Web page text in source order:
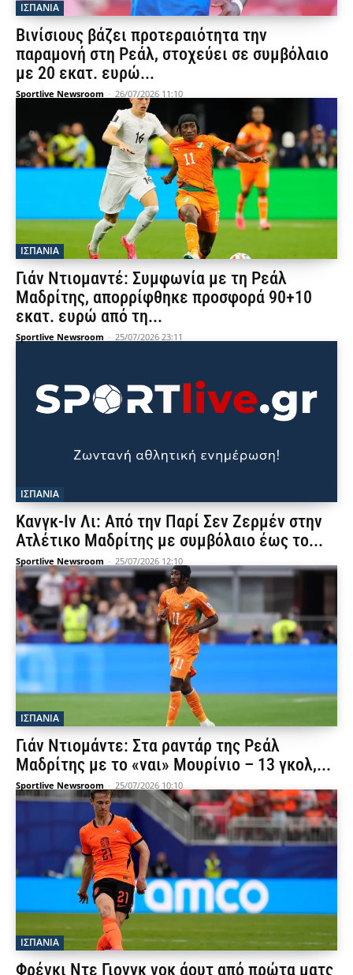
ΙΣΠΑΝΙΑ
Βινίσιους βάζει προτεραιότητα την
παραμονή στη Ρεάλ, στοχεύει σε συμβόλαιο
με 20 εκατ. ευρώ...
Sportlive Newsroom - 26/07/2026 11:10
ΙΣΠΑΝΙΑ
Γιάν Ντιομαντέ: Συμφωνία με τη Ρεάλ
Μαδρίτης, απορρίφθηκε προσφορά 90+10
εκατ. ευρώ από τη...
Sportlive Newsroom - 25/07/2026 23:11
ΙΣΠΑΝΙΑ
Κανγκ-Ιν Λι: Από την Παρί Σεν Ζερμέν στην
Ατλέτικο Μαδρίτης με συμβόλαιο έως το...
Sportlive Newsroom - 25/07/2026 12:10
ΙΣΠΑΝΙΑ
Γιάν Ντιομάντε: Στα ραντάρ της Ρεάλ
Μαδρίτης με το «ναι» Μουρίνιο – 13 γκολ,...
Sportlive Newsroom - 25/07/2026 10:10
ΙΣΠΑΝΙΑ
Φρένκι Ντε Γιονγκ νοκ άουτ από πρώτα ματς